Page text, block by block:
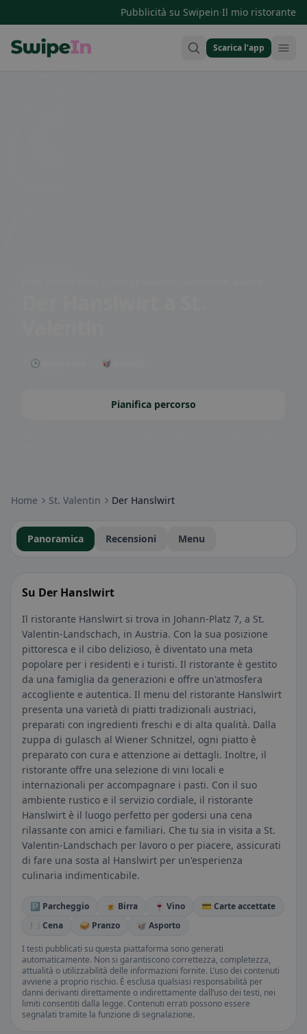
Pubblicità su Swipein·Il mio ristorante
Scarica l’app
🕒 Aperto ora 🥡 Asporto
Pianifica percorso
Home St. Valentin Der Hanslwirt
Panoramica Recensioni Menu
Su Der Hanslwirt
Il ristorante Hanslwirt si trova in Johann-Platz 7, a St.
Valentin-Landschach, in Austria. Con la sua posizione
pittoresca e il cibo delizioso, è diventato una meta
popolare per i residenti e i turisti. Il ristorante è gestito
da una famiglia da generazioni e offre un'atmosfera
accogliente e autentica. Il menu del ristorante Hanslwirt
presenta una varietà di piatti tradizionali austriaci,
preparati con ingredienti freschi e di alta qualità. Dalla
zuppa di gulasch al Wiener Schnitzel, ogni piatto è
preparato con cura e attenzione ai dettagli. Inoltre, il
ristorante offre una selezione di vini locali e
internazionali per accompagnare i pasti. Con il suo
ambiente rustico e il servizio cordiale, il ristorante
Hanslwirt è il luogo perfetto per godersi una cena
rilassante con amici e familiari. Che tu sia in visita a St.
Valentin-Landschach per lavoro o per piacere, assicurati
di fare una sosta al Hanslwirt per un'esperienza
culinaria indimenticabile.
🅿️ Parcheggio 🍺 Birra 🍷 Vino
💳 Carte accettate
🍽️ Cena
🥪 Pranzo
🥡 Asporto
I testi pubblicati su questa piattaforma sono generati
automaticamente. Non si garantiscono correttezza, completezza,
attualità o utilizzabilità delle informazioni fornite. L’uso dei contenuti
avviene a proprio rischio. È esclusa qualsiasi responsabilità per
danni derivanti direttamente o indirettamente dall’uso dei testi, nei
limiti consentiti dalla legge. Contenuti errati possono essere
segnalati tramite la funzione di segnalazione.